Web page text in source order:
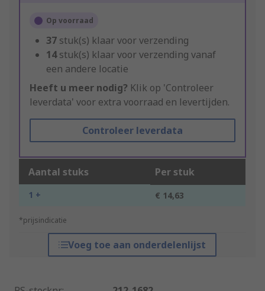
Op voorraad
37 stuk(s) klaar voor verzending
14stuk(s) klaar voor verzending vanaf
een andere locatie
Heeft u meer nodig? Klik op 'Controleer
leverdata' voor extra voorraad en levertijden.
Controleer leverdata
Aantal stuks Per stuk
1 + € 14,63
*prijsindicatie
Voeg toe aan onderdelenlijst